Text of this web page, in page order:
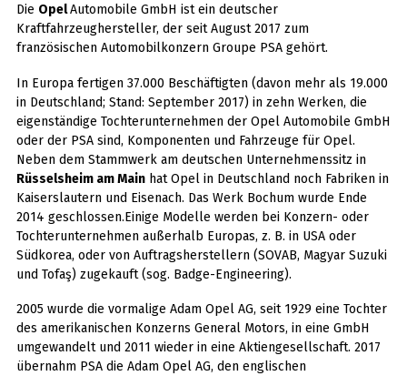
Die OpelAutomobile GmbH ist ein deutscher
Kraftfahrzeughersteller, der seit August 2017 zum
französischen Automobilkonzern Groupe PSA gehört.
In Europa fertigen 37.000 Beschäftigten (davon mehr als 19.000
in Deutschland; Stand: September 2017) in zehn Werken, die
eigenständige Tochterunternehmen der Opel Automobile GmbH
oder der PSA sind, Komponenten und Fahrzeuge für Opel.
Neben dem Stammwerk am deutschen Unternehmenssitz in
Rüsselsheim am Mainhat Opel in Deutschland noch Fabriken in
Kaiserslautern und Eisenach. Das Werk Bochum wurde Ende
2014 geschlossen.Einige Modelle werden bei Konzern- oder
Tochterunternehmen außerhalb Europas, z. B. in USA oder
Südkorea, oder von Auftragsherstellern (SOVAB, Magyar Suzuki
und Tofaş) zugekauft (sog. Badge-Engineering).
2005 wurde die vormalige Adam Opel AG, seit 1929 eine Tochter
des amerikanischen Konzerns General Motors, in eine GmbH
umgewandelt und 2011 wieder in eine Aktiengesellschaft. 2017
übernahm PSA die Adam Opel AG, den englischen